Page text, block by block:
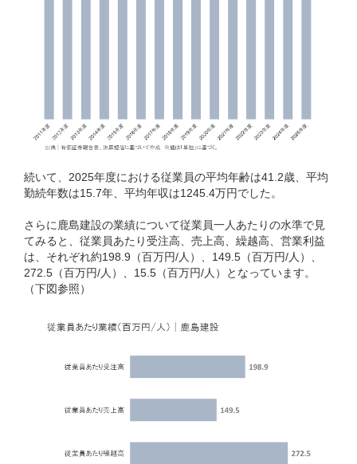
続いて、2025年度における従業員の平均年齢は41.2歳、平均
勤続年数は15.7年、平均年収は1245.4万円でした。
さらに鹿島建設の業績について従業員一人あたりの水準で見
てみると、従業員あたり受注高、売上高、繰越高、営業利益
は、それぞれ約198.9（百万円/人）、149.5（百万円/人）、
272.5（百万円/人）、15.5（百万円/人）となっています。
（下図参照）